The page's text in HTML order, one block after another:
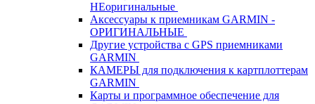
НЕоригинальные
Аксессуары к приемникам GARMIN -
ОРИГИНАЛЬНЫЕ
Другие устройства с GPS приемниками
GARMIN
КАМЕРЫ для подключения к картплоттерам
GARMIN
Карты и программное обеспечение для